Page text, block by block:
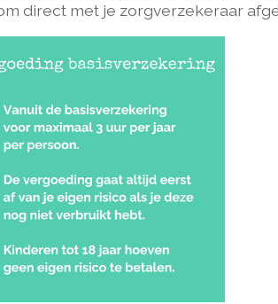
direct met je zorgverzekeraar